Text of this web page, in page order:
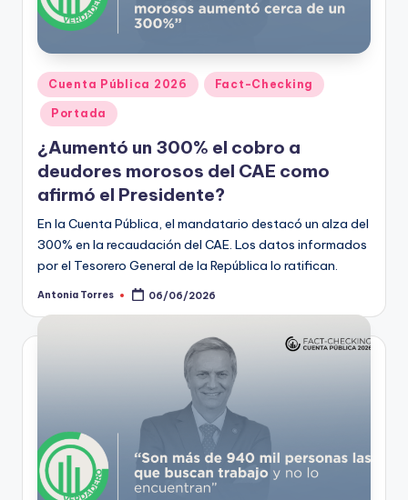
Publicado
en
Cuenta Pública 2026 Fact-Checking
Portada
¿Aumentó un 300% el cobro a
deudores morosos del CAE como
afirmó el Presidente?
En la Cuenta Pública, el mandatario destacó un alza del
300% en la recaudación del CAE. Los datos informados
por el Tesorero General de la República lo ratifican.
Publicado
Antonia Torres 06/06/2026